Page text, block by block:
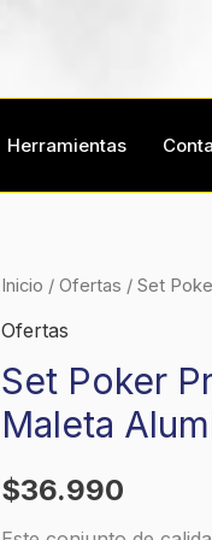
Herramientas
Inicio / Ofertas / Set
Ofertas
Set Poker
Maleta
$36.990
Set
Poker
500
Fichas
+
Maleta